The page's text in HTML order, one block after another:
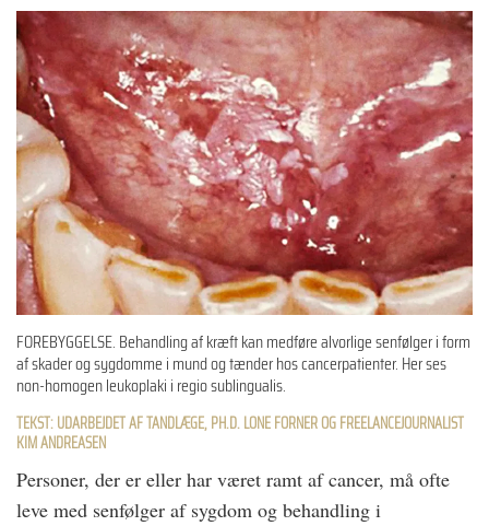
FOREBYGGELSE. Behandling af kræft kan medføre alvorlige senfølger i form
af skader og sygdomme i mund og tænder hos cancerpatienter. Her ses
non-homogen leukoplaki i regio sublingualis.
TEKST: UDARBEJDET AF TANDLÆGE, PH.D. LONE FORNER OG FREELANCEJOURNALIST
KIM ANDREASEN
Personer, der er eller har været ramt af cancer, må ofte
leve med senfølger af sygdom og behandling i